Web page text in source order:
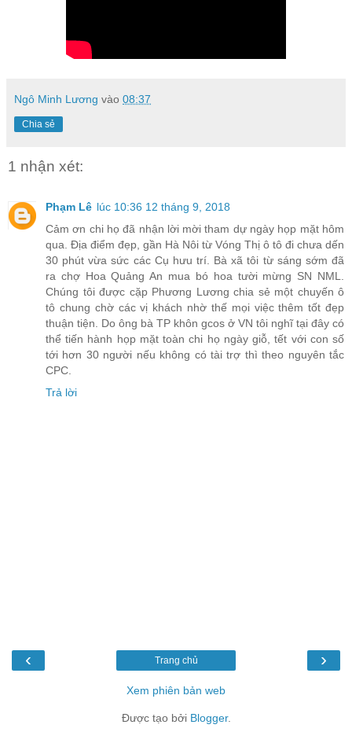
Ngô Minh Lương vào 08:37
Chia sẻ
1 nhận xét:
Phạm Lê lúc 10:36 12 tháng 9, 2018
Cảm ơn chi họ đã nhận lời mời tham dự ngày họp mặt hôm
qua. Địa điểm đẹp, gần Hà Nôi từ Vóng Thị ô tô đi chưa dến
30 phút vừa sức các Cụ hưu trí. Bà xã tôi từ sáng sớm đã
ra chợ Hoa Quảng An mua bó hoa tười mừng SN NML.
Chúng tôi được cặp Phương Lương chia sẻ một chuyến ô
tô chung chờ các vị khách nhờ thế mọi việc thêm tốt đẹp
thuận tiện. Do ông bà TP khôn gcos ở VN tôi nghĩ tại đây có
thể tiến hành họp mặt toàn chi họ ngày giỗ, tết với con số
tới hơn 30 người nếu không có tài trợ thì theo nguyên tắc
CPC.
Trả lời
‹ ›
Trang chủ
Xem phiên bản web
Được tạo bởi Blogger.